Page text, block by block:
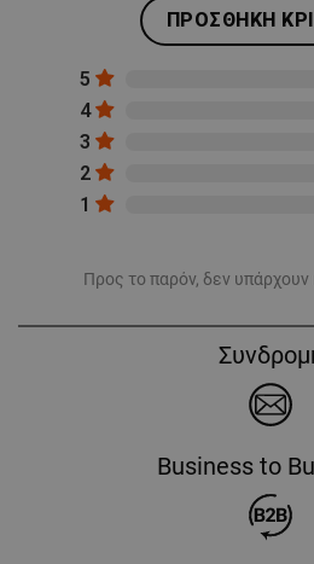
ΠΡΟΣΘΉΚΗ
5
4
3
2
1
Προς το παρόν, δεν υπάρχουν
Business to